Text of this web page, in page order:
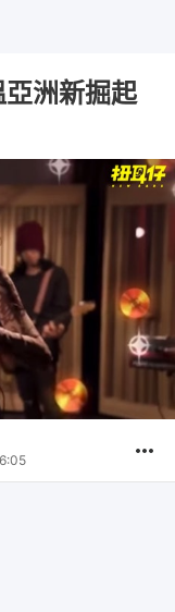
洲新掘起